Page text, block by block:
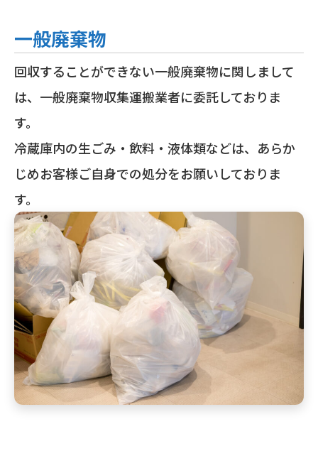
一般廃棄物
回収することができない一般廃棄物に関しまして
は、一般廃棄物収集運搬業者に委託しておりま
す。
冷蔵庫内の生ごみ・飲料・液体類などは、あらか
じめお客様ご自身での処分をお願いしておりま
す。